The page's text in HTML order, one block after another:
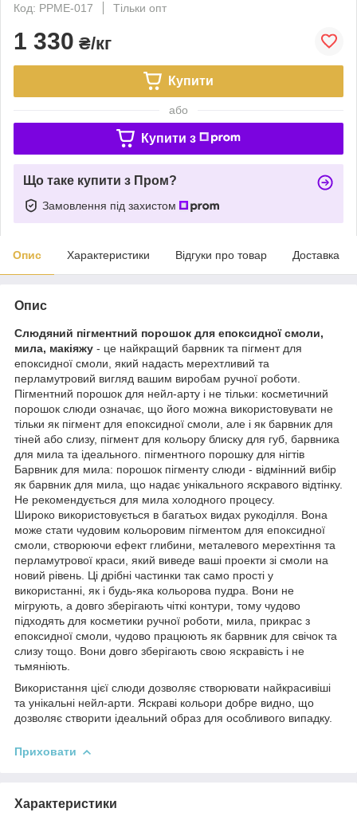
Код: PPME-017
Тільки опт
1 330 ₴/кг
Купити
або
Купити з
Що таке купити з Пром?
Замовлення під захистом
Опис Характеристики Відгуки про товар Доставка
Опис
Слюдяний пігментний порошок для епоксидної смоли,
мила, макіяжу - це найкращий барвник та пігмент для
епоксидної смоли, який надасть мерехтливий та
перламутровий вигляд вашим виробам ручної роботи.
Пігментний порошок для нейл-арту і не тільки: косметичний
порошок слюди означає, що його можна використовувати не
тільки як пігмент для епоксидної смоли, але і як барвник для
тіней або слизу, пігмент для кольору блиску для губ, барвника
для мила та ідеального. пігментного порошку для нігтів
Барвник для мила: порошок пігменту слюди - відмінний вибір
як барвник для мила, що надає унікального яскравого відтінку.
Не рекомендується для мила холодного процесу.
Широко використовується в багатьох видах рукоділля. Вона
може стати чудовим кольоровим пігментом для епоксидної
смоли, створюючи ефект глибини, металевого мерехтіння та
перламутрової краси, який виведе ваші проекти зі смоли на
новий рівень. Ці дрібні частинки так само прості у
використанні, як і будь-яка кольорова пудра. Вони не
мігрують, а довго зберігають чіткі контури, тому чудово
підходять для косметики ручної роботи, мила, прикрас з
епоксидної смоли, чудово працюють як барвник для свічок та
слизу тощо. Вони довго зберігають свою яскравість і не
тьмяніють.
Використання цієї слюди дозволяє створювати найкрасивіші
та унікальні нейл-арти. Яскраві кольори добре видно, що
дозволяє створити ідеальний образ для особливого випадку.
Приховати
Характеристики